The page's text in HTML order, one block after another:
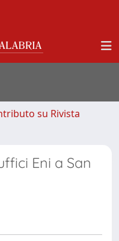
su Rivista
Eni a San